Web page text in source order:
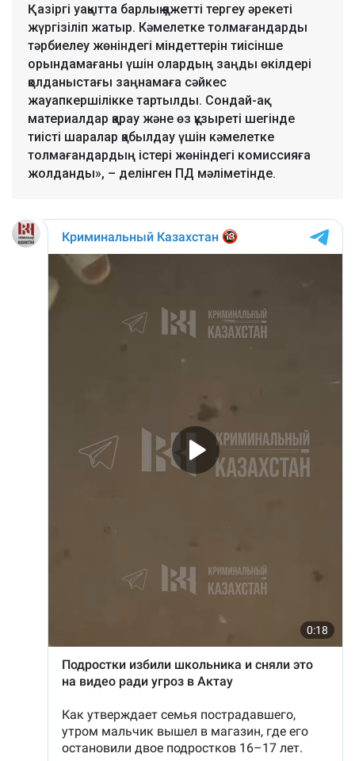
Қазіргі уақытта барлық қажетті тергеу әрекеті
жүргізіліп жатыр. Кәмелетке толмағандарды
тәрбиелеу жөніндегі міндеттерін тиісінше
орындамағаны үшін олардың заңды өкілдері
қолданыстағы заңнамаға сәйкес
жауапкершілікке тартылды. Сондай-ақ
материалдар қарау және өз құзыреті шегінде
тиісті шаралар қабылдау үшін кәмелетке
толмағандардың істері жөніндегі комиссияға
жолданды», – делінген ПД мәліметінде.